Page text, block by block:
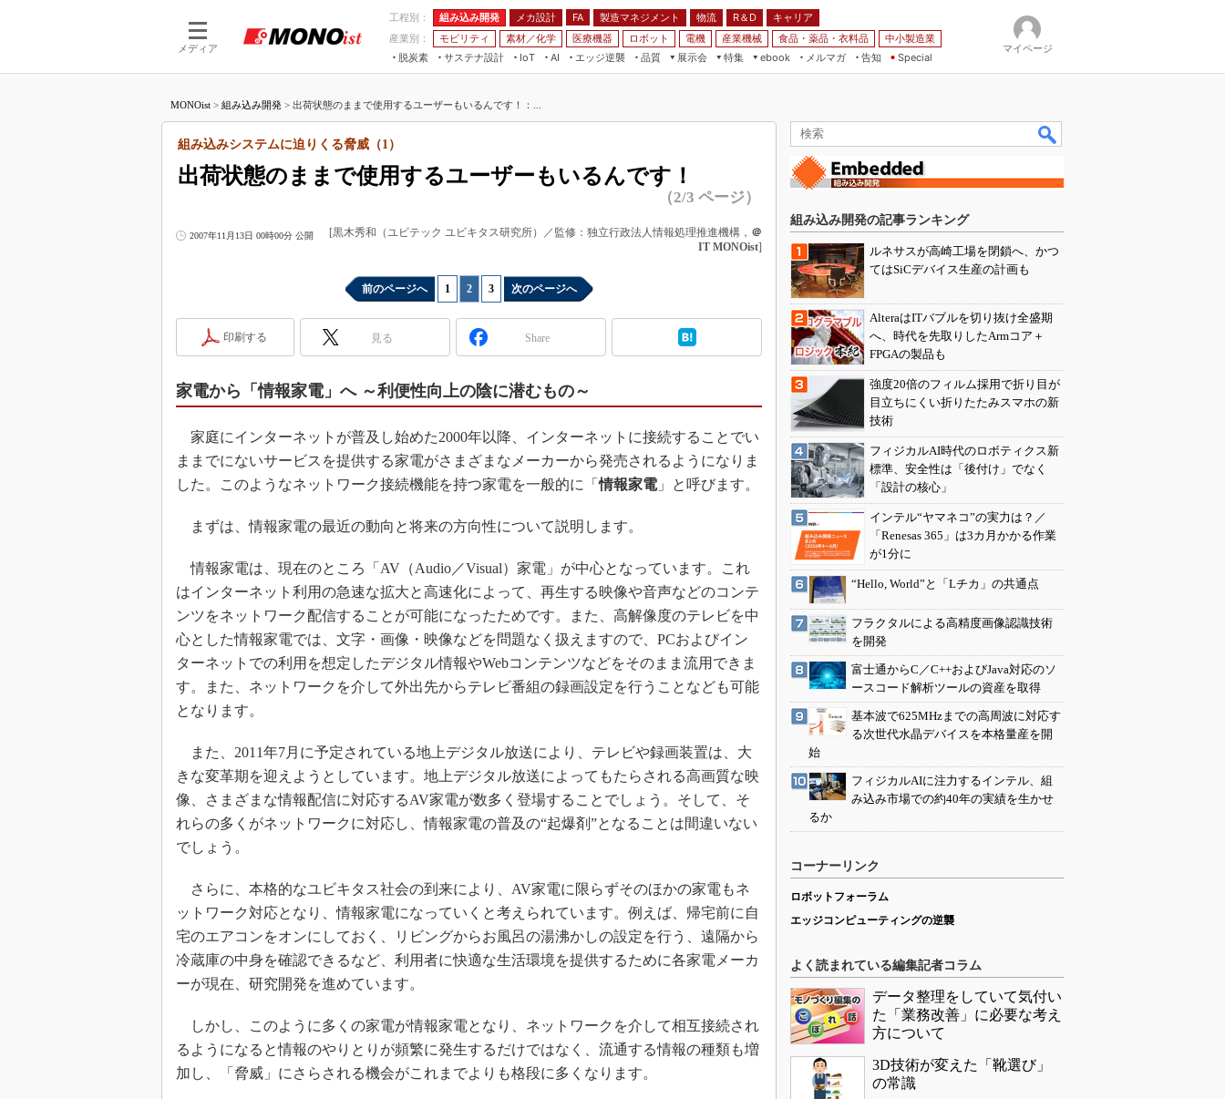
メディア
工程別： 組み込み開発 メカ設計 FA 製造マネジメント 物流 R＆D
キャリア
産業別：
モビリティ 素材／化学 医療機器 ロボット 電機 産業機械 食品・薬品・衣料品
中小製造業
脱炭素
サステナ設計
IoT
つながる工場
つながるサービス
AI
AI×設備保全
Physical AI
エッジ逆襲 品質
展示会
JIMTOF
IIFES
ジャパンモビリティショー
人テク展
EdgeTech+
AUTOMOTIVE WORLD
特集
つながるクルマ
フィールドサービス
組み込みモデリング
Windows Embedded
ISO26262
無償設計ツール
デジタルツインとCAE
S＆OP
イノベーション
メイドインジャパン
植物工場
知財マネジメント
海外生産
グローバル設計・開発
新型コロナへの対応
ebook
メルマガ
告知 Special
マイページ
MONOist > 組み込み開発 > 出荷状態のままで使用するユーザーもいるんです！：...
出荷状態のままで使用するユーザーもいるんです！
組み込みシステムに迫りくる脅威（1）
（2/3 ページ）
2007年11月13日 00時00分 公開 [黒木秀和（ユビテック ユビキタス研究所）／監修：独立行政法人情報処理推進機構， ＠
IT MONOist]
前のページへ 1 2 3 次のページへ
印刷する 見る Share
家電から「情報家電」へ ～利便性向上の陰に潜むもの～
家庭にインターネットが普及し始めた2000年以降、インターネットに接続することでい
ままでにないサービスを提供する家電がさまざまなメーカーから発売されるようになりま
した。このようなネットワーク接続機能を持つ家電を一般的に「情報家電」と呼びます。
まずは、情報家電の最近の動向と将来の方向性について説明します。
情報家電は、現在のところ「AV（Audio／Visual）家電」が中心となっています。これ
はインターネット利用の急速な拡大と高速化によって、再生する映像や音声などのコンテ
ンツをネットワーク配信することが可能になったためです。また、高解像度のテレビを中
心とした情報家電では、文字・画像・映像などを問題なく扱えますので、PCおよびイン
ターネットでの利用を想定したデジタル情報やWebコンテンツなどをそのまま流用できま
す。また、ネットワークを介して外出先からテレビ番組の録画設定を行うことなども可能
となります。
また、2011年7月に予定されている地上デジタル放送により、テレビや録画装置は、大
きな変革期を迎えようとしています。地上デジタル放送によってもたらされる高画質な映
像、さまざまな情報配信に対応するAV家電が数多く登場することでしょう。そして、そ
れらの多くがネットワークに対応し、情報家電の普及の“起爆剤”となることは間違いない
でしょう。
さらに、本格的なユビキタス社会の到来により、AV家電に限らずそのほかの家電もネ
ットワーク対応となり、情報家電になっていくと考えられています。例えば、帰宅前に自
宅のエアコンをオンにしておく、リビングからお風呂の湯沸かしの設定を行う、遠隔から
冷蔵庫の中身を確認できるなど、利用者に快適な生活環境を提供するために各家電メーカ
ーが現在、研究開発を進めています。
しかし、このように多くの家電が情報家電となり、ネットワークを介して相互接続され
るようになると情報のやりとりが頻繁に発生するだけではなく、流通する情報の種類も増
加し、「脅威」にさらされる機会がこれまでよりも格段に多くなります。
組み込み開発の記事ランキング
ルネサスが高崎工場を閉鎖へ、かつ
てはSiCデバイス生産の計画も
AlteraはITバブルを切り抜け全盛期
へ、時代を先取りしたArmコア＋
FPGAの製品も
強度20倍のフィルム採用で折り目が
目立ちにくい折りたたみスマホの新
技術
フィジカルAI時代のロボティクス新
標準、安全性は「後付け」でなく
「設計の核心」
インテル“ヤマネコ”の実力は？／
「Renesas 365」は3カ月かかる作業
が1分に
“Hello, World”と「Lチカ」の共通点
フラクタルによる高精度画像認識技術
を開発
富士通からC／C++およびJava対応のソ
ースコード解析ツールの資産を取得
基本波で625MHzまでの高周波に対応す
る次世代水晶デバイスを本格量産を開
始
フィジカルAIに注力するインテル、組
み込み市場での約40年の実績を生かせ
るか
コーナーリンク
ロボットフォーラム
エッジコンピューティングの逆襲
よく読まれている編集記者コラム
データ整理をしていて気付い
た「業務改善」に必要な考え
方について
3D技術が変えた「靴選び」
の常識